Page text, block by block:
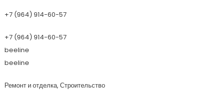
+7 (964) 914-60-57
+7 (964) 914-60-57
beeline
beeline
Ремонт и отделка, Строительство